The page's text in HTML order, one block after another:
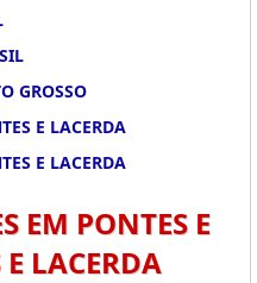
GROSSO
E LACERDA
E LACERDA
EM PONTES E
LACERDA